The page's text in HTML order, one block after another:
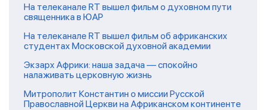
На телеканале RT вышел фильм о духовном пути
священника в ЮАР
На телеканале RT вышел фильм об африканских
студентах Московской духовной академии
Экзарх Африки: наша задача — спокойно
налаживать церковную жизнь
Митрополит Константин о миссии Русской
Православной Церкви на Африканском континенте